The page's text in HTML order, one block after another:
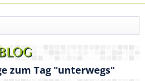
zum Tag "unterwegs"